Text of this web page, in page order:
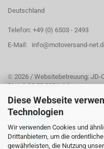
Diese Webseite
Technologien
Wir verwenden Cookies und
Drittanbietern, um die
gewährleisten, die Nutzung
Deutschland
Telefon: +49 (0) 6503 - 2493
E-Mail: info@motoversand-
© 2026 / Websitebetreuung: JD-
Stand: 03.08.2026 /jd